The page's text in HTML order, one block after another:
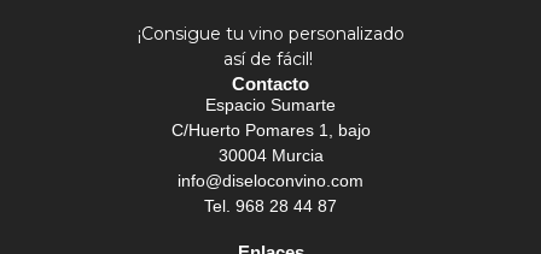
¡Consigue tu vino personalizado
así de fácil!
Contacto
Espacio Sumarte
C/Huerto Pomares 1, bajo
30004 Murcia
info@diseloconvino.com
Tel. 968 28 44 87